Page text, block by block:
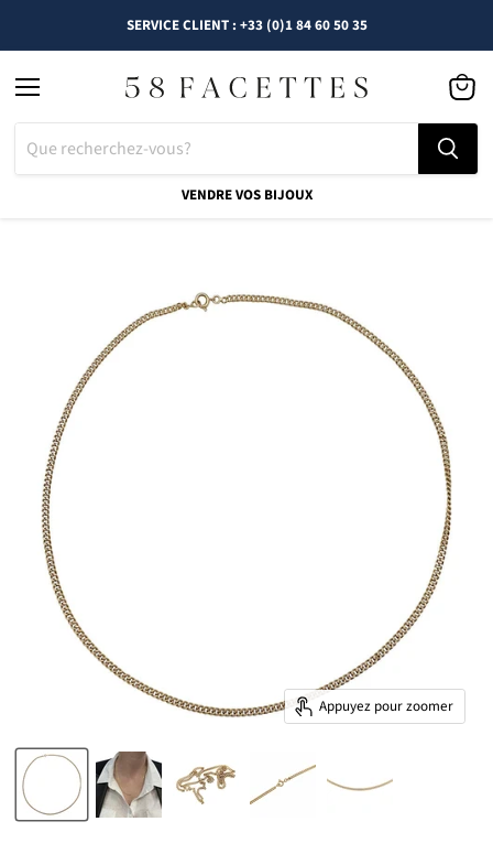
SERVICE CLIENT : +33 (0)1 84 60 50 35
VENDRE VOS BIJOUX
le
panier
Appuyez pour zoomer